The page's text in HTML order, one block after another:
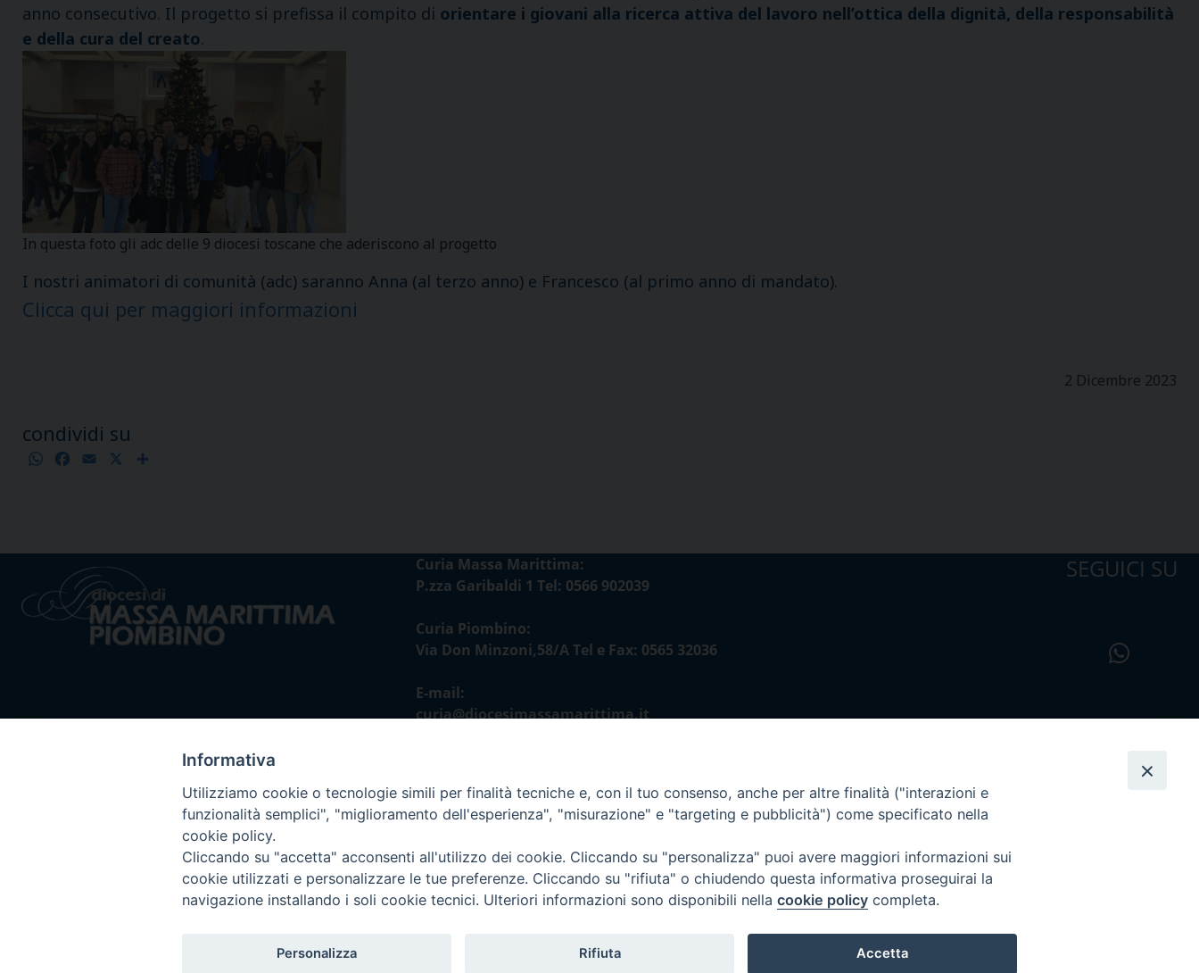
anno consecutivo. Il progetto si prefissa il compito di orientare i giovani alla ricerca attiva del lavoro nell’ottica della dignità, della responsabilità
e della cura del creato.
In questa foto gli adc delle 9 diocesi toscane che aderiscono al progetto
I nostri animatori di comunità (adc) saranno Anna (al terzo anno) e Francesco (al primo anno di mandato).
Clicca qui per maggiori informazioni
2 Dicembre 2023
condividi su
WhatsApp
Facebook
Email
Curia Massa Marittima:
P.zza Garibaldi 1 Tel: 0566 902039
Curia Piombino:
Via Don Minzoni,58/A Tel e Fax: 0565 32036
E-mail:
curia@diocesimassamarittima.it
SEGUICI SU
Informativa
Utilizziamo cookie o tecnologie simili per finalità tecniche e, con il tuo consenso, anche per altre finalità ("interazioni e
funzionalità semplici", "miglioramento dell'esperienza", "misurazione" e "targeting e pubblicità") come specificato nella
cookie policy.
Cliccando su "accetta" acconsenti all'utilizzo dei cookie. Cliccando su "personalizza" puoi avere maggiori informazioni sui
cookie utilizzati e personalizzare le tue preferenze. Cliccando su "rifiuta" o chiudendo questa informativa proseguirai la
navigazione installando i soli cookie tecnici. Ulteriori informazioni sono disponibili nella cookie policy completa.
Personalizza Rifiuta Accetta